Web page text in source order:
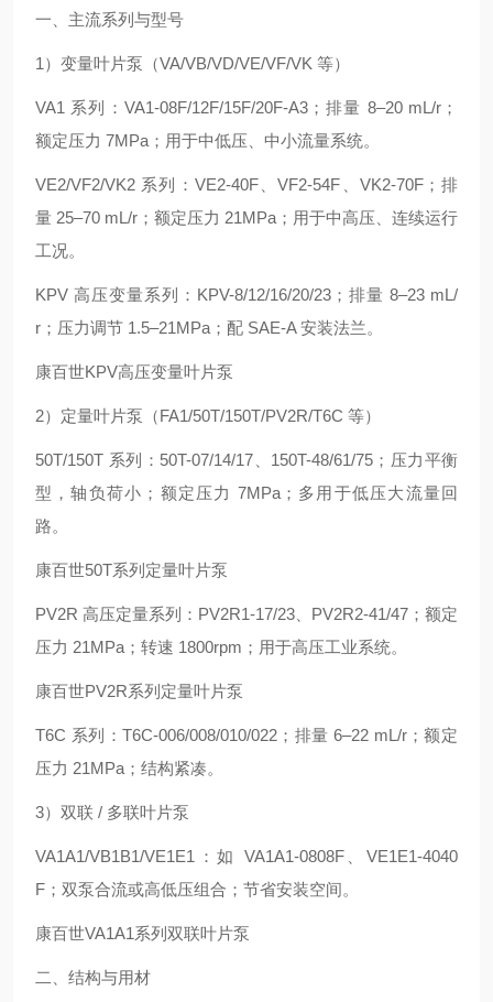
一、主流系列与型号
1）变量叶片泵（VA/VB/VD/VE/VF/VK 等）
VA1 系列：VA1-08F/12F/15F/20F-A3；排量 8–20 mL/r；
额定压力 7MPa；用于中低压、中小流量系统。
VE2/VF2/VK2 系列：VE2-40F、VF2-54F、VK2-70F；排
量 25–70 mL/r；额定压力 21MPa；用于中高压、连续运行
工况。
KPV 高压变量系列：KPV-8/12/16/20/23；排量 8–23 mL/
r；压力调节 1.5–21MPa；配 SAE-A 安装法兰。
康百世KPV高压变量叶片泵
2）定量叶片泵（FA1/50T/150T/PV2R/T6C 等）
50T/150T 系列：50T-07/14/17、150T-48/61/75；压力平衡
型，轴负荷小；额定压力 7MPa；多用于低压大流量回
路。
康百世50T系列定量叶片泵
PV2R 高压定量系列：PV2R1-17/23、PV2R2-41/47；额定
压力 21MPa；转速 1800rpm；用于高压工业系统。
康百世PV2R系列定量叶片泵
T6C 系列：T6C-006/008/010/022；排量 6–22 mL/r；额定
压力 21MPa；结构紧凑。
3）双联 / 多联叶片泵
VA1A1/VB1B1/VE1E1：如 VA1A1-0808F、VE1E1-4040
F；双泵合流或高低压组合；节省安装空间。
康百世VA1A1系列双联叶片泵
二、结构与用材